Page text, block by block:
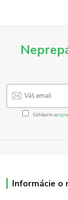
Súhlasím so
Informácie o